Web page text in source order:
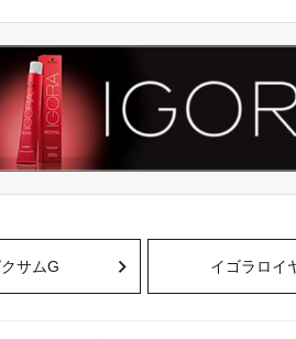
サムG イゴラロイ